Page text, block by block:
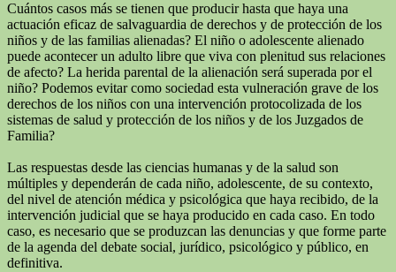
Cuántos casos más se tienen que producir hasta que haya una
actuación eficaz de salvaguardia de derechos y de protección de los
niños y de las familias alienadas? El niño o adolescente alienado
puede acontecer un adulto libre que viva con plenitud sus relaciones
de afecto? La herida parental de la alienación será superada por el
niño? Podemos evitar como sociedad esta vulneración grave de los
derechos de los niños con una intervención protocolizada de los
sistemas de salud y protección de los niños y de los Juzgados de
Familia?
Las respuestas desde las ciencias humanas y de la salud son
múltiples y dependerán de cada niño, adolescente, de su contexto,
del nivel de atención médica y psicológica que haya recibido, de la
intervención judicial que se haya producido en cada caso. En todo
caso, es necesario que se produzcan las denuncias y que forme parte
de la agenda del debate social, jurídico, psicológico y público, en
definitiva.